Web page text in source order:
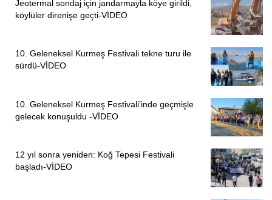
Jeotermal sondaj için jandarmayla köye girildi,
köylüler direnişe geçti-VİDEO
10. Geleneksel Kurmeş Festivali tekne turu ile
sürdü-VİDEO
10. Geleneksel Kurmeş Festivali’inde geçmişle
gelecek konuşuldu -VİDEO
12 yıl sonra yeniden: Koğ Tepesi Festivali
başladı-VİDEO